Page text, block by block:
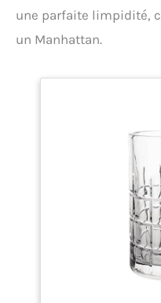
Scotch, Vodka,
plus encore. ✔
Que vous soyez un
une parfaite limpidité,
un Manhattan.